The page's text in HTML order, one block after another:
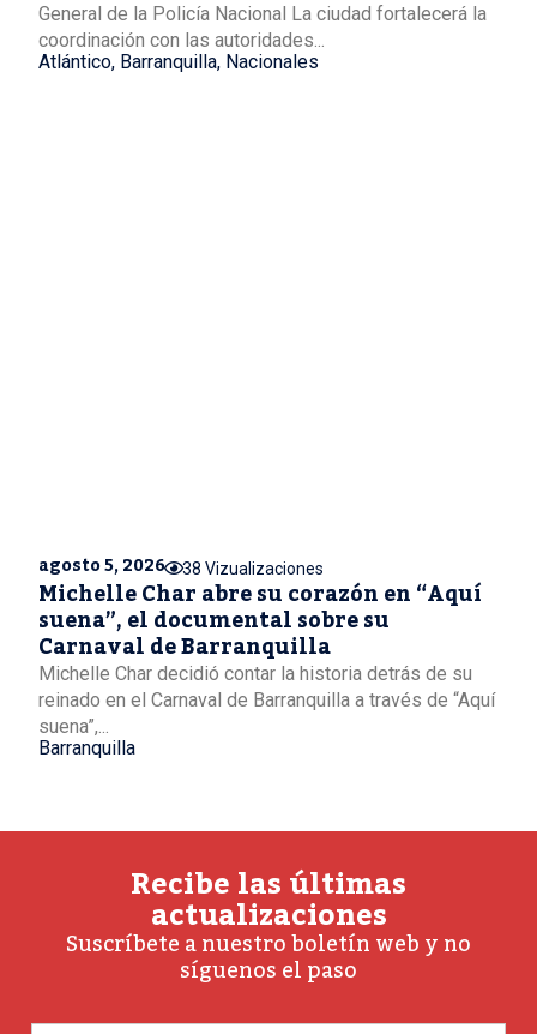
General de la Policía Nacional La ciudad fortalecerá la
coordinación con las autoridades...
Atlántico, Barranquilla, Nacionales
agosto 5, 2026 38 Vizualizaciones
Michelle Char abre su corazón en “Aquí
suena”, el documental sobre su
Carnaval de Barranquilla
Michelle Char decidió contar la historia detrás de su
reinado en el Carnaval de Barranquilla a través de “Aquí
suena”,...
Barranquilla
Recibe las últimas
actualizaciones
Suscríbete a nuestro boletín web y no
síguenos el paso